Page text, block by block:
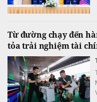
Từ đường chạy đến
tỏa trải nghiệm tài